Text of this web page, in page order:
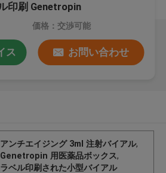
印刷 Genetropin
価格：交渉可能
ス お問い合わせ
アンチエイジング 3ml 注射バイアル,
Genetropin 用医薬品ボックス,
ラベル印刷された小型バイアル